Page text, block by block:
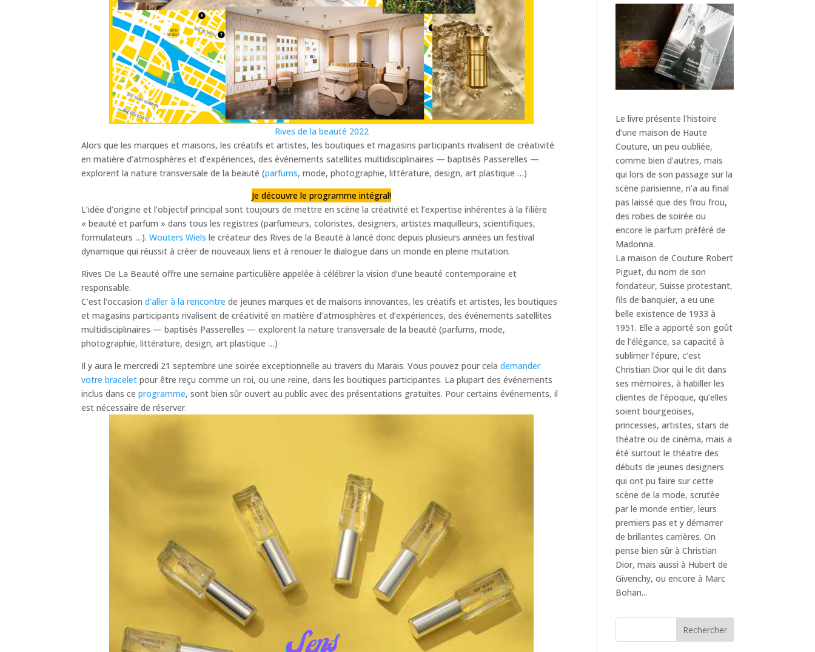
Rives de la beauté 2022
Alors que les marques et maisons, les créatifs et artistes, les boutiques et magasins participants rivalisent de créativité
en matière d’atmosphères et d’expériences, des événements satellites multidisciplinaires — baptisés Passerelles —
explorent la nature transversale de la beauté (parfums, mode, photographie, littérature, design, art plastique …)
Je découvre le programme intégral!
L’idée d’origine et l’objectif principal sont toujours de mettre en scène la créativité et l’expertise inhérentes à la filière
« beauté et parfum » dans tous les registres (parfumeurs, coloristes, designers, artistes maquilleurs, scientifiques,
formulateurs …).Wouters Wiels le créateur des Rives de la Beauté à lancé donc depuis plusieurs années un festival
dynamique qui réussit à créer de nouveaux liens et à renouer le dialogue dans un monde en pleine mutation.
Rives De La Beauté offre une semaine particulière appelée à célébrer la vision d’une beauté contemporaine et
responsable.
C'est l'occasiond'aller à la rencontre de jeunes marques et de maisons innovantes, les créatifs et artistes, les boutiques
et magasins participants rivalisent de créativité en matière d’atmosphères et d’expériences, des événements satellites
multidisciplinaires — baptisés Passerelles — explorent la nature transversale de la beauté (parfums, mode,
photographie, littérature, design, art plastique …)
Il y aura le mercredi 21 septembre une soirée exceptionnelle au travers du Marais. Vous pouvez pour celademander
votre bracelet pour être reçu comme un roi, ou une reine, dans les boutiques participantes. La plupart des événements
inclus dans ceprogramme, sont bien sûr ouvert au public avec des présentations gratuites. Pour certains événements, il
est nécessaire de réserver.
Le livre présente l'histoire
d’une maison de Haute
Couture, un peu oubliée,
comme bien d’autres, mais
qui lors de son passage sur la
scène parisienne, n’a au final
pas laissé que des frou frou,
des robes de soirée ou
encore le parfum préféré de
Madonna.
La maison de Couture Robert
Piguet, du nom de son
fondateur, Suisse protestant,
fils de banquier, a eu une
belle existence de 1933 à
1951. Elle a apporté son goût
de l’élégance, sa capacité à
sublimer l’épure, c’est
Christian Dior qui le dit dans
ses mémoires, à habiller les
clientes de l’époque, qu’elles
soient bourgeoises,
princesses, artistes, stars de
théatre ou de cinéma, mais a
été surtout le théatre des
débuts de jeunes designers
qui ont pu faire sur cette
scène de la mode, scrutée
par le monde entier, leurs
premiers pas et y démarrer
de brillantes carrières. On
pense bien sûr à Christian
Dior, mais aussi à Hubert de
Givenchy, ou encore à Marc
Bohan...
Rechercher